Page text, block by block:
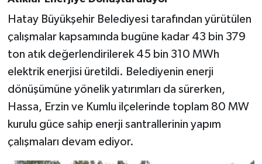
Hatay Büyükşehir Belediyesi tarafından yürütülen
çalışmalar kapsamında bugüne kadar 43 bin 379
ton atık değerlendirilerek 45 bin 310 MWh
elektrik enerjisi üretildi. Belediyenin enerji
dönüşümüne yönelik yatırımları da sürerken,
Hassa, Erzin ve Kumlu ilçelerinde toplam 80 MW
kurulu güce sahip enerji santrallerinin yapım
çalışmaları devam ediyor.